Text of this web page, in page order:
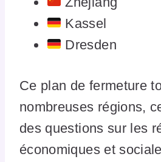
Kassel
Dresden
Ce plan de fermeture
nombreuses régions,
des questions sur les
économiques et